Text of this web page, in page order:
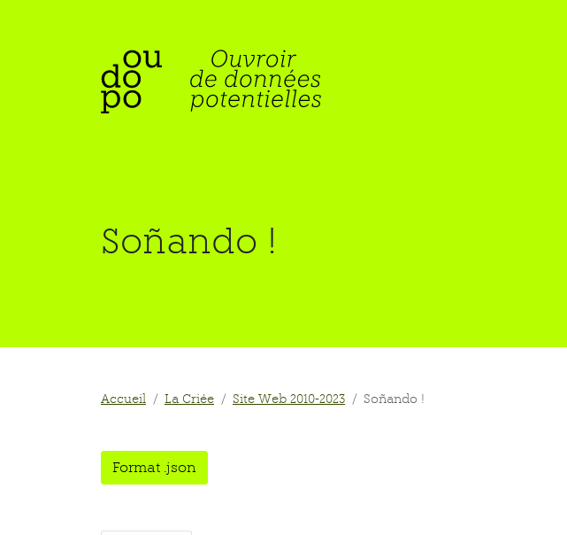
Soñando !
Accueil La Criée Site Web 2010-2023 Soñando !
Format .json